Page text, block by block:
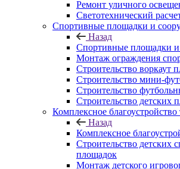
Ремонт уличного
Светотехнический
Спортивные площадки и
Назад
Спортивные площадки
Монтаж ограждения
Строительство воркаут
Строительство мини-
Строительство
Строительство детских
Комплексное благоустройство
Назад
Комплексное
Строительство детских
площадок
Монтаж детского